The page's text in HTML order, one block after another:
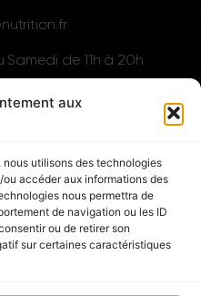
aux
utilisons des technologies
accéder aux informations des
nous permettra de
de navigation ou les ID
ou de retirer son
sur certaines caractéristiques
Samedi de 11h à 20h
nous